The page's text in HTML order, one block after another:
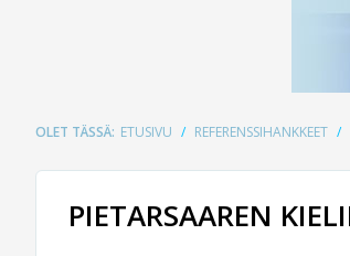
OLET TÄSSÄ: ETUSIVU REFERENSSIHANKKEET
PIETARSAAREN